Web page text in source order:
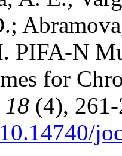
PIFA-N
for
18 (4),